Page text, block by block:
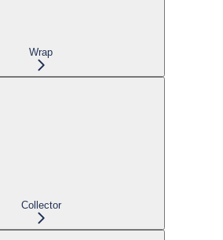
Wrap
Collector